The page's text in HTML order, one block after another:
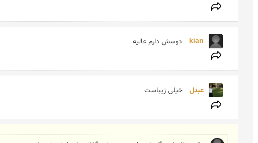
kian دوسش دارم عالیه
عبدل خیلی زیباست